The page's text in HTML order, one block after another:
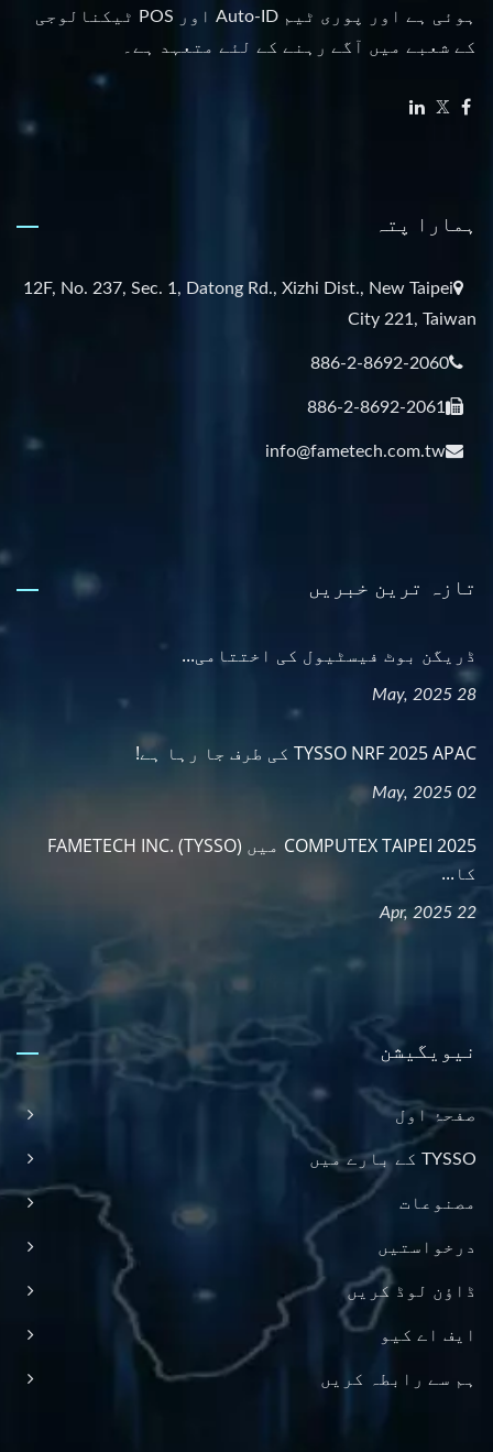
ہوئی ہے اور پوری ٹیم Auto-ID اور POS ٹیکنالوجی
کے شعبے میں آگے رہنے کے لئے متعہد ہے۔
ہمارا پتہ
12F, No. 237, Sec. 1, Datong Rd., Xizhi Dist., New Taipei
City 221, Taiwan
886-2-8692-2060
886-2-8692-2061
info@fametech.com.tw
تازہ ترین خبریں
ڈریگن بوٹ فیسٹیول کی اختتامی...
28 May, 2025
TYSSO NRF 2025 APAC کی طرف جا رہا ہے!
02 May, 2025
COMPUTEX TAIPEI 2025 میں FAMETECH INC. (TYSSO)
کا...
22 Apr, 2025
نیویگیشن
صفحۂ اول
TYSSO کے بارے میں
مصنوعات
درخواستیں
ڈاؤن لوڈ کریں
ایف اے کیو
ہم سے رابطہ کریں